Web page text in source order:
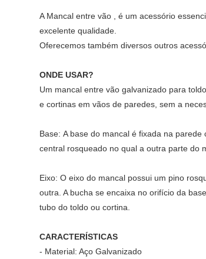
A Mancal entre vão , é um acessório
excelente qualidade.
Oferecemos também diversos outros
ONDE USAR?
Um mancal entre vão galvanizado para
e cortinas em vãos de paredes, sem a
Base: A base do mancal é fixada na
central rosqueado no qual a outra parte do
Eixo: O eixo do mancal possui um pino
outra. A bucha se encaixa no orifício da
tubo do toldo ou cortina.
CARACTERÍSTICAS
- Material: Aço Galvanizado